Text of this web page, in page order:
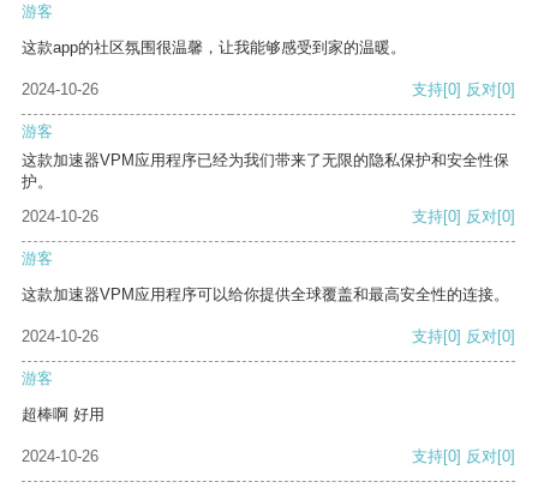
游客
这款app的社区氛围很温馨，让我能够感受到家的温暖。
2024-10-26 支持[0] 反对[0]
游客
这款加速器VPM应用程序已经为我们带来了无限的隐私保护和安全性保
护。
2024-10-26
支持[0] 反对[0]
游客
这款加速器VPM应用程序可以给你提供全球覆盖和最高安全性的连接。
2024-10-26 支持[0] 反对[0]
游客
超棒啊 好用
2024-10-26 支持[0] 反对[0]